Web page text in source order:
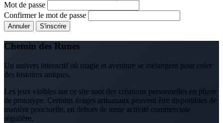
Mot de passe
Confirmer le mot de passe
Annuler S'inscrire
Chemin des Runes
Un univers interactif où magie et aventure se mélangent pour créer
des histoires uniques.
Les jeux visibles sur ce site sont des créations personnelles en phase
de prototype. Certains tirages artisanaux peuvent être disponibles de
manière ponctuelle, en dehors de toute activité commerciale
régulière.